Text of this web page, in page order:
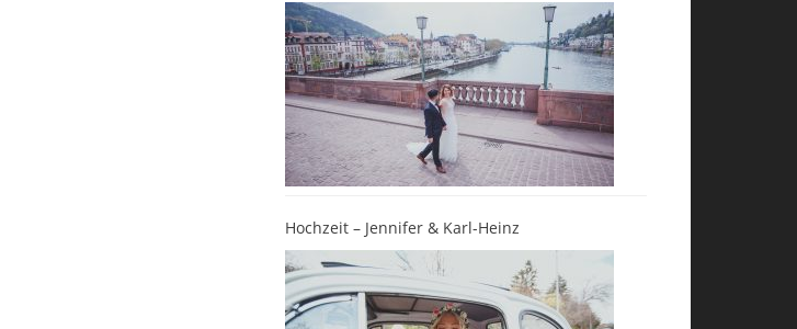
Hochzeit – Jennifer & Karl-Heinz